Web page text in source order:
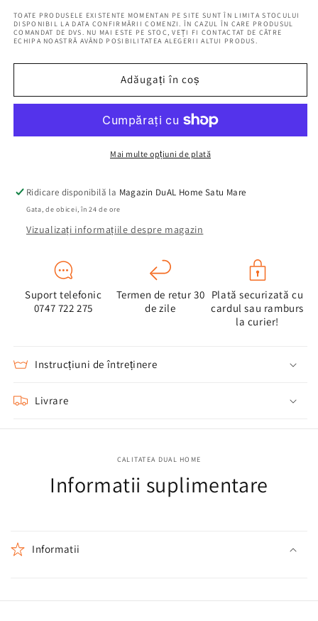
Pictat
Manual
Life
50x150
100%
Pictat
Manual
Life
50x150
FSC
100%
TOATE PRODUSELE EXISTENTE MOMENTAN PE SITE SUNT ÎN LIMITA STOCULUI
DISPONIBIL LA DATA CONFIRMĂRII COMENZI. ÎN CAZUL ÎN CARE PRODUSUL
COMANDAT DE DVS. NU MAI ESTE PE STOC, VEȚI FI CONTACTAT DE CĂTRE
ECHIPA NOASTRĂ AVÂND POSIBILITATEA ALEGERII ALTUI PRODUS.
Adăugați în coș
Mai multe opțiuni de plată
Ridicare disponibilă la Magazin DuAL Home Satu Mare
Gata, de obicei, în 24 de ore
Vizualizați informațiile despre magazin
Suport telefonic
0747 722 275
Termen de retur 30
de zile
Plată securizată cu
cardul sau ramburs
la curier!
Instrucțiuni de întreținere
Livrare
CALITATEA DUAL HOME
Informatii suplimentare
Informatii